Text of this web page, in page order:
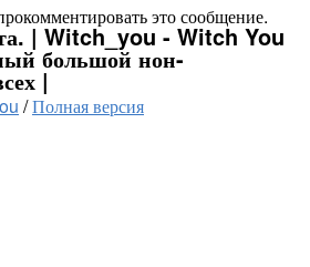
это сообщение.
| Witch_you - Witch You
большой нон-
|
/Полная версия